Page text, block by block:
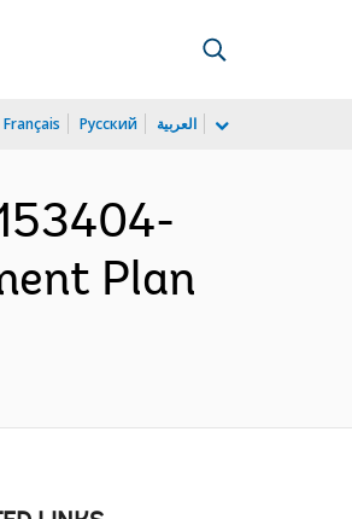
Français Русский العربية
Plan